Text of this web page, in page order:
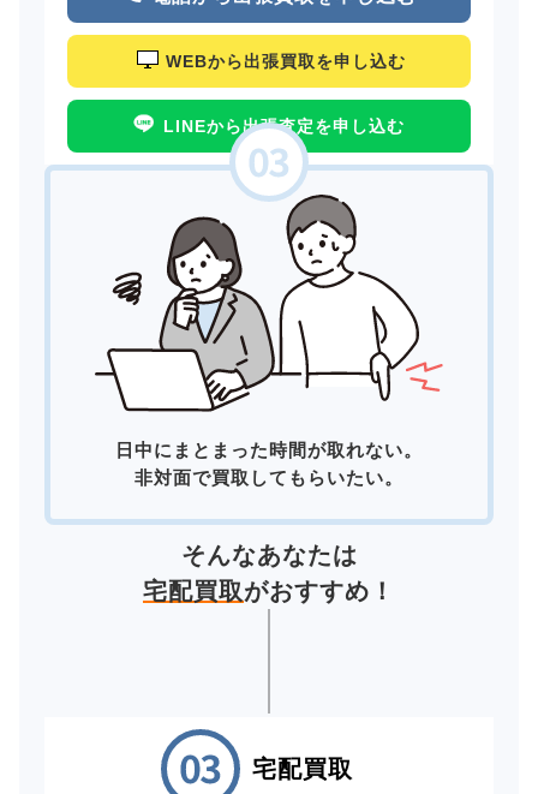
WEBから出張買取を申し込む
LINEから出張査定を申し込む
日中にまとまった時間が取れない。
非対面で買取してもらいたい。
そんなあなたは
宅配買取がおすすめ！
宅配買取